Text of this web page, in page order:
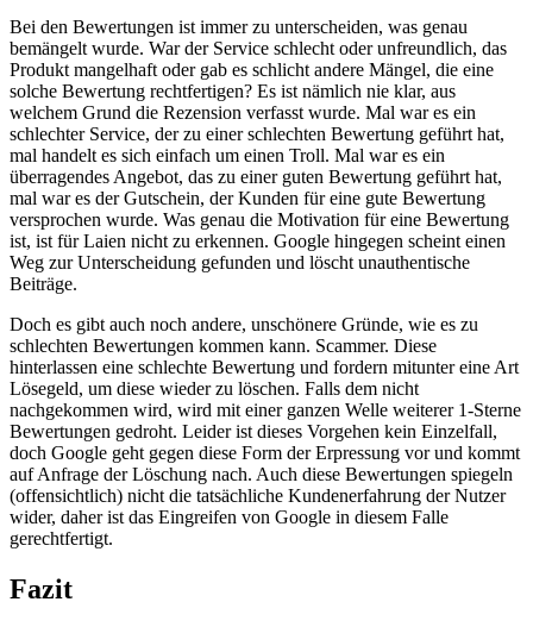
Bei den Bewertungen ist immer zu unterscheiden, was genau
bemängelt wurde. War der Service schlecht oder unfreundlich, das
Produkt mangelhaft oder gab es schlicht andere Mängel, die eine
solche Bewertung rechtfertigen? Es ist nämlich nie klar, aus
welchem Grund die Rezension verfasst wurde. Mal war es ein
schlechter Service, der zu einer schlechten Bewertung geführt hat,
mal handelt es sich einfach um einen Troll. Mal war es ein
überragendes Angebot, das zu einer guten Bewertung geführt hat,
mal war es der Gutschein, der Kunden für eine gute Bewertung
versprochen wurde. Was genau die Motivation für eine Bewertung
ist, ist für Laien nicht zu erkennen. Google hingegen scheint einen
Weg zur Unterscheidung gefunden und löscht unauthentische
Beiträge.
Doch es gibt auch noch andere, unschönere Gründe, wie es zu
schlechten Bewertungen kommen kann. Scammer. Diese
hinterlassen eine schlechte Bewertung und fordern mitunter eine Art
Lösegeld, um diese wieder zu löschen. Falls dem nicht
nachgekommen wird, wird mit einer ganzen Welle weiterer 1-Sterne
Bewertungen gedroht. Leider ist dieses Vorgehen kein Einzelfall,
doch Google geht gegen diese Form der Erpressung vor und kommt
auf Anfrage der Löschung nach. Auch diese Bewertungen spiegeln
(offensichtlich) nicht die tatsächliche Kundenerfahrung der Nutzer
wider, daher ist das Eingreifen von Google in diesem Falle
gerechtfertigt.
Fazit